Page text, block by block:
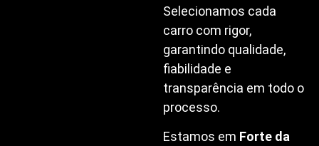
Selecionamos cada
carro com rigor,
garantindo qualidade,
fiabilidade e
transparência em todo o
processo.
Estamos em Forte da